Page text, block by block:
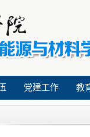
党建工作 教